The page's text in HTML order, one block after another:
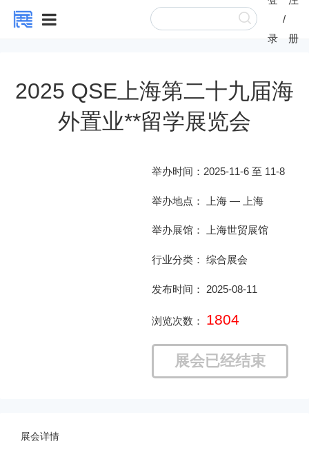
录
/
册
2025 QSE上海第二十九届海
外置业**留学展览会
举办时间： 2025-11-6 至 11-8
举办地点： 上海 — 上海
举办展馆： 上海世贸展馆
行业分类： 综合展会
发布时间： 2025-08-11
浏览次数： 1804
展会已经结束
展会详情